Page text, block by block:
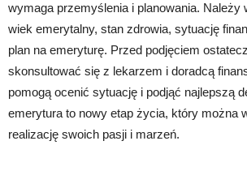
wymaga przemyślenia i planowania. Należy
wiek emerytalny, stan zdrowia, sytuację
plan na emeryturę. Przed podjęciem
skonsultować się z lekarzem i doradcą
pomogą ocenić sytuację i podjąć najlepszą
emerytura to nowy etap życia, który można
realizację swoich pasji i marzeń.